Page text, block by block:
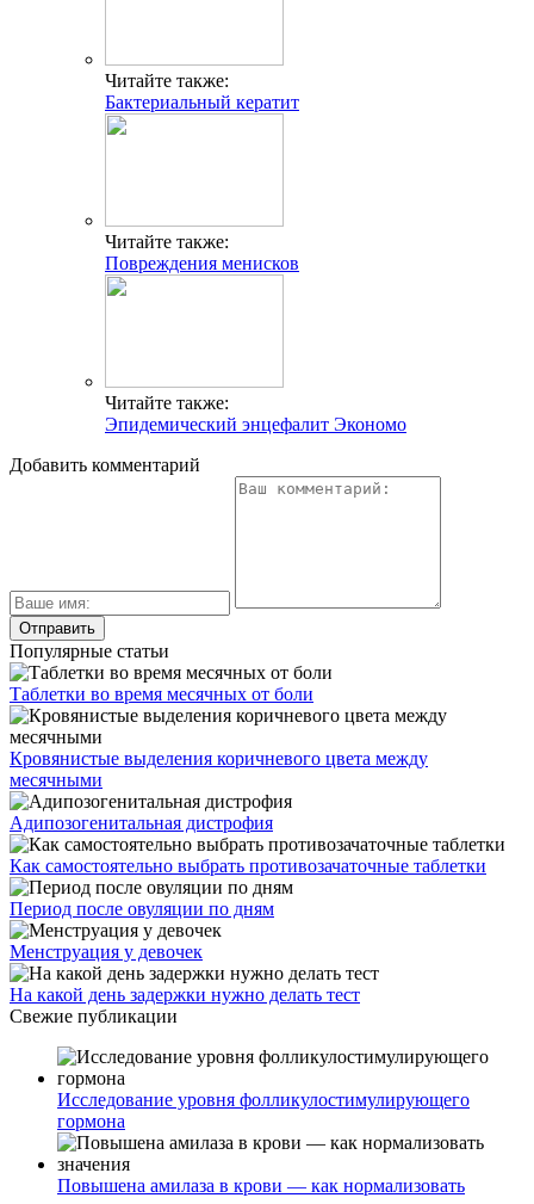
Читайте также:
Бактериальный кератит
Читайте также:
Повреждения менисков
Читайте также:
Эпидемический энцефалит Экономо
Добавить комментарий
Популярные статьи
Таблетки во время месячных от боли
Кровянистые выделения коричневого цвета между
месячными
Адипозогенитальная дистрофия
Как самостоятельно выбрать противозачаточные таблетки
Период после овуляции по дням
Менструация у девочек
На какой день задержки нужно делать тест
Свежие публикации
Исследование уровня фолликулостимулирующего
гормона
Повышена амилаза в крови — как нормализовать